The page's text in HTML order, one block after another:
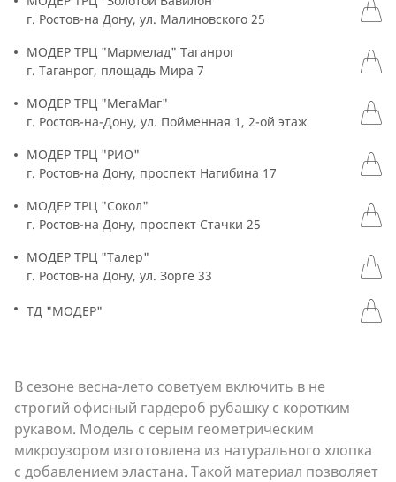
г. Ростов-на Дону, ул. Малиновского 25
МОДЕР ТРЦ "Мармелад" Таганрог
г. Таганрог, площадь Мира 7
МОДЕР ТРЦ "МегаМаг"
г. Ростов-на-Дону, ул. Пойменная 1, 2-ой этаж
МОДЕР ТРЦ "РИО"
г. Ростов-на Дону, проспект Нагибина 17
МОДЕР ТРЦ "Сокол"
г. Ростов-на Дону, проспект Стачки 25
МОДЕР ТРЦ "Талер"
г. Ростов-на Дону, ул. Зорге 33
ТД "МОДЕР"
В сезоне весна-лето советуем включить в не
строгий офисный гардероб рубашку с коротким
рукавом. Модель с серым геометрическим
микроузором изготовлена из натурального хлопка
с добавлением эластана. Такой материал позволяет